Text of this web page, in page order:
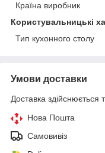
Країна виробник
Користувальницькі
Тип кухонного столу
Умови доставки
Доставка здійснюється
Нова Пошта
Самовивіз